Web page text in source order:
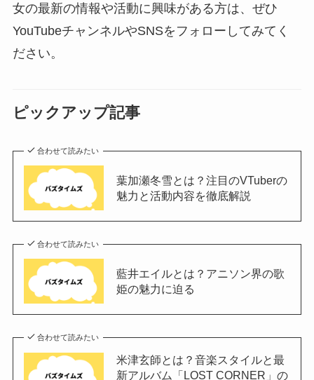
女の最新の情報や活動に興味がある方は、ぜひ
YouTubeチャンネルやSNSをフォローしてみてく
ださい。
ピックアップ記事
合わせて読みたい
葉加瀬冬雪とは？注目のVTuberの
魅力と活動内容を徹底解説
合わせて読みたい
藍井エイルとは？アニソン界の歌
姫の魅力に迫る
合わせて読みたい
米津玄師とは？音楽スタイルと最
新アルバム「LOST CORNER」の